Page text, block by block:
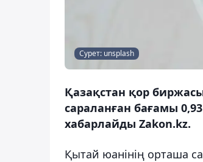
Сурет: unsplash
Қазақстан қор
сараланған бағамы
хабарлайды Zakon.kz.
Қытай юанінің орташа